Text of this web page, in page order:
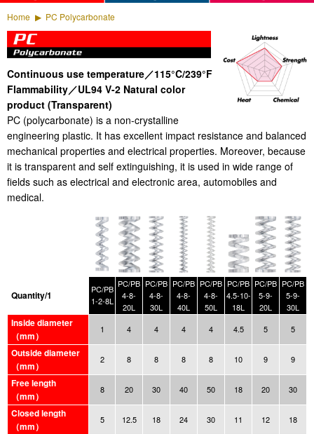
Home PC Polycarbonate
Continuous use temperature／115°C/239°F
Flammability／UL94 V-2 Natural color
product (Transparent)
PC (polycarbonate) is a non-crystalline
engineering plastic. It has excellent impact resistance and balanced
mechanical properties and electrical properties. Moreover, because
it is transparent and self extinguishing, it is used in wide range of
fields such as electrical and electronic area, automobiles and
medical.
Quantity/1
PC/PB
1-2-8L
PC/PB
4-8-
20L
PC/PB
4-8-
30L
PC/PB
4-8-
40L
PC/PB
4-8-
50L
PC/PB
4.5-10-
18L
PC/PB
5-9-
20L
PC/PB
5-9-
30L
Inside diameter
（mm）
1 4 4 4 4 4.5 5 5
Outside diameter
（mm）
2 8 8 8 8 10 9 9
Free length
（mm）
8 20 30 40 50 18 20 30
Closed length
（mm）
5 12.5 18 24 30 11 12 18